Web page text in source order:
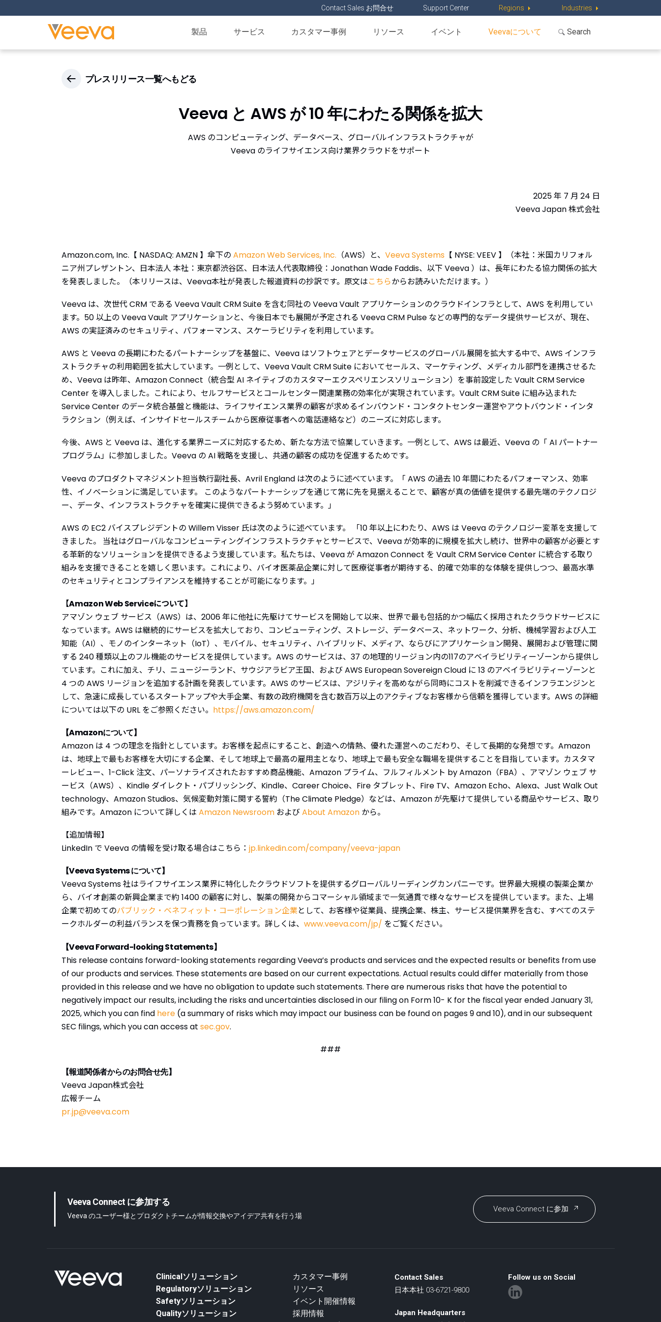
Contact Sales お問合せ Support Center Regions Industries
製品 サービス カスタマー事例 リソース イベント Veevaについて
プレスリリース一覧へもどる
Veeva と AWS が 10 年にわたる関係を拡大
AWS のコンピューティング、データベース、グローバルインフラストラクチャが
Veeva のライフサイエンス向け業界クラウドをサポート
2025 年 7 月 24 日
Veeva Japan 株式会社
Amazon.com, Inc.【 NASDAQ: AMZN 】傘下の Amazon Web Services, Inc. （AWS）と、 Veeva Systems 【 NYSE: VEEV 】（本社：米国カリフォル
ニア州プレザントン、日本法人 本社：東京都渋谷区、日本法人代表取締役：Jonathan Wade Faddis、以下 Veeva ）は、長年にわたる協力関係の拡大
を発表しました。（本リリースは、Veeva本社が発表した報道資料の抄訳です。原文はこちらからお読みいただけます。）
Veeva は、次世代 CRM である Veeva Vault CRM Suite を含む同社の Veeva Vault アプリケーションのクラウドインフラとして、AWS を利用してい
ます。50 以上の Veeva Vault アプリケーションと、今後日本でも展開が予定される Veeva CRM Pulse などの専門的なデータ提供サービスが、現在、
AWS の実証済みのセキュリティ、パフォーマンス、スケーラビリティを利用しています。
AWS と Veeva の長期にわたるパートナーシップを基盤に、Veeva はソフトウェアとデータサービスのグローバル展開を拡大する中で、AWS インフラ
ストラクチャの利用範囲を拡大しています。一例として、Veeva Vault CRM Suite においてセールス、マーケティング、メディカル部門を連携させるた
め、Veeva は昨年、Amazon Connect（統合型 AI ネイティブのカスタマーエクスペリエンスソリューション）を事前設定した Vault CRM Service
Center を導入しました。これにより、セルフサービスとコールセンター関連業務の効率化が実現されています。Vault CRM Suite に組み込まれた
Service Center のデータ統合基盤と機能は、ライフサイエンス業界の顧客が求めるインバウンド・コンタクトセンター運営やアウトバウンド・インタ
ラクション（例えば、インサイドセールスチームから医療従事者への電話連絡など）のニーズに対応します。
今後、AWS と Veeva は、進化する業界ニーズに対応するため、新たな方法で協業していきます。一例として、AWS は最近、Veeva の「 AI パートナー
プログラム」に参加しました。Veeva の AI 戦略を支援し、共通の顧客の成功を促進するためです。
Veeva のプロダクトマネジメント担当執行副社長、Avril England は次のように述べています。「 AWS の過去 10 年間にわたるパフォーマンス、効率
性、イノベーションに満足しています。 このようなパートナーシップを通じて常に先を見据えることで、顧客が真の価値を提供する最先端のテクノロジ
ー、データ、インフラストラクチャを確実に提供できるよう努めています。」
AWS の EC2 バイスプレジデントの Willem Visser 氏は次のように述べています。 「10 年以上にわたり、AWS は Veeva のテクノロジー変革を支援して
きました。 当社はグローバルなコンピューティングインフラストラクチャとサービスで、Veeva が効率的に規模を拡大し続け、世界中の顧客が必要とす
る革新的なソリューションを提供できるよう支援しています。私たちは、Veeva が Amazon Connect を Vault CRM Service Center に統合する取り
組みを支援できることを嬉しく思います。これにより、バイオ医薬品企業に対して医療従事者が期待する、的確で効率的な体験を提供しつつ、最高水準
のセキュリティとコンプライアンスを維持することが可能になります。」
【Amazon Web Serviceについて】
アマゾン ウェブ サービス（AWS）は、2006 年に他社に先駆けてサービスを開始して以来、世界で最も包括的かつ幅広く採用されたクラウドサービスに
なっています。AWS は継続的にサービスを拡大しており、コンピューティング、ストレージ、データベース、ネットワーク、分析、機械学習および人工
知能（AI）、モノのインターネット（IoT）、モバイル、セキュリティ、ハイブリッド、メディア、ならびにアプリケーション開発、展開および管理に関
する 240 種類以上のフル機能のサービスを提供しています。AWS のサービスは、37 の地理的リージョン内の117のアベイラビリティーゾーンから提供し
ています。これに加え、チリ、ニュージーランド、サウジアラビア王国、および AWS European Sovereign Cloud に 13 のアベイラビリティーゾーンと
4 つの AWS リージョンを追加する計画を発表しています。AWS のサービスは、アジリティを高めながら同時にコストを削減できるインフラエンジンと
して、急速に成長しているスタートアップや大手企業、有数の政府機関を含む数百万以上のアクティブなお客様から信頼を獲得しています。AWS の詳細
については以下の URL をご参照ください。 https://aws.amazon.com/
【Amazonについて】
Amazon は 4 つの理念を指針としています。お客様を起点にすること、創造への情熱、優れた運営へのこだわり、そして長期的な発想です。Amazon
は、地球上で最もお客様を大切にする企業、そして地球上で最高の雇用主となり、地球上で最も安全な職場を提供することを目指しています。カスタマ
ーレビュー、1-Click 注文、パーソナライズされたおすすめ商品機能、Amazon プライム、フルフィルメント by Amazon（FBA）、アマゾン ウェブ サ
ービス（AWS）、Kindle ダイレクト・パブリッシング、Kindle、Career Choice、Fire タブレット、Fire TV、Amazon Echo、Alexa、Just Walk Out
technology、Amazon Studios、気候変動対策に関する誓約（The Climate Pledge）などは、Amazon が先駆けて提供している商品やサービス、取り
組みです。Amazon について詳しくは Amazon Newsroomおよび About Amazonから。
【追加情報】
LinkedIn で Veeva の情報を受け取る場合はこちら： jp.linkedin.com/company/veeva-japan
【Veeva Systems について】
Veeva Systems 社はライフサイエンス業界に特化したクラウドソフトを提供するグローバルリーディングカンパニーです。世界最大規模の製薬企業か
ら、バイオ創薬の新興企業まで約 1400 の顧客に対し、製薬の開発からコマーシャル領域まで一気通貫で様々なサービスを提供しています。また、上場
企業で初めてのパブリック・ベネフィット・コーポレーション企業として、お客様や従業員、提携企業、株主、サービス提供業界を含む、すべてのステ
ークホルダーの利益バランスを保つ責務を負っています。詳しくは、 www.veeva.com/jp/ をご覧ください。
【Veeva Forward-looking Statements】
This release contains forward-looking statements regarding Veeva’s products and services and the expected results or benefits from use
of our products and services. These statements are based on our current expectations. Actual results could differ materially from those
provided in this release and we have no obligation to update such statements. There are numerous risks that have the potential to
negatively impact our results, including the risks and uncertainties disclosed in our filing on Form 10- K for the fiscal year ended January 31,
2025, which you can find here(a summary of risks which may impact our business can be found on pages 9 and 10), and in our subsequent
SEC filings, which you can access at sec.gov.
###
【報道関係者からのお問合せ先】
Veeva Japan株式会社
広報チーム
pr.jp@veeva.com
Veeva Connect に参加する
Veeva のユーザー様とプロダクトチームが情報交換やアイデア共有を行う場
Veeva Connect に参加
Clinicalソリューション
Regulatoryソリューション
Safetyソリューション
Qualityソリューション
カスタマー事例
リソース
イベント開催情報
採用情報
Contact Sales
日本本社 03-6721-9800
Japan Headquarters
Follow us on Social